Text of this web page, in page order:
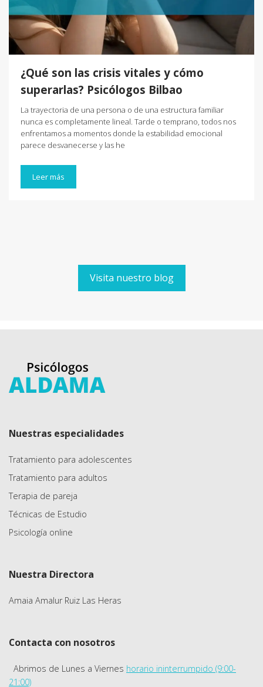
¿Qué son las crisis vitales y cómo
superarlas? Psicólogos Bilbao
La trayectoria de una persona o de una estructura familiar
nunca es completamente lineal. Tarde o temprano, todos nos
enfrentamos a momentos donde la estabilidad emocional
parece desvanecerse y las he
Leer más
Visita nuestro blog
Nuestras especialidades
Tratamiento para adolescentes
Tratamiento para adultos
Terapia de pareja
Técnicas de Estudio
Psicología online
Nuestra Directora
Amaia Amalur Ruiz Las Heras
Contacta con nosotros
Abrimos de Lunes a Viernes horario ininterrumpido (9:00-
21:00)